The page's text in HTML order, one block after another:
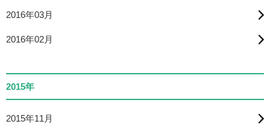
2016年03月
2016年02月
2015年
2015年11月